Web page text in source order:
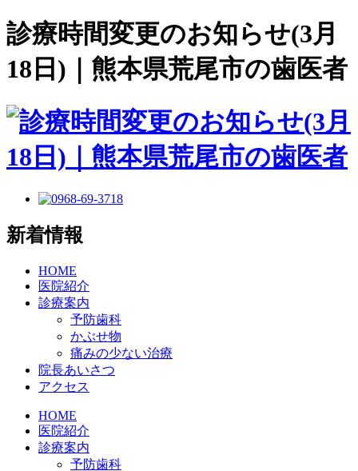
診療時間変更のお知らせ(3月
18日)｜熊本県荒尾市の歯医者
新着情報
HOME
医院紹介
診療案内
予防歯科
かぶせ物
痛みの少ない治療
院長あいさつ
アクセス
HOME
医院紹介
診療案内
予防歯科